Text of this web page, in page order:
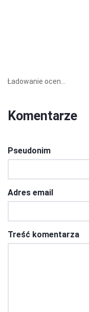
Ładowanie ocen...
Komentarze
Pseudonim
Adres email
Treść komentarza